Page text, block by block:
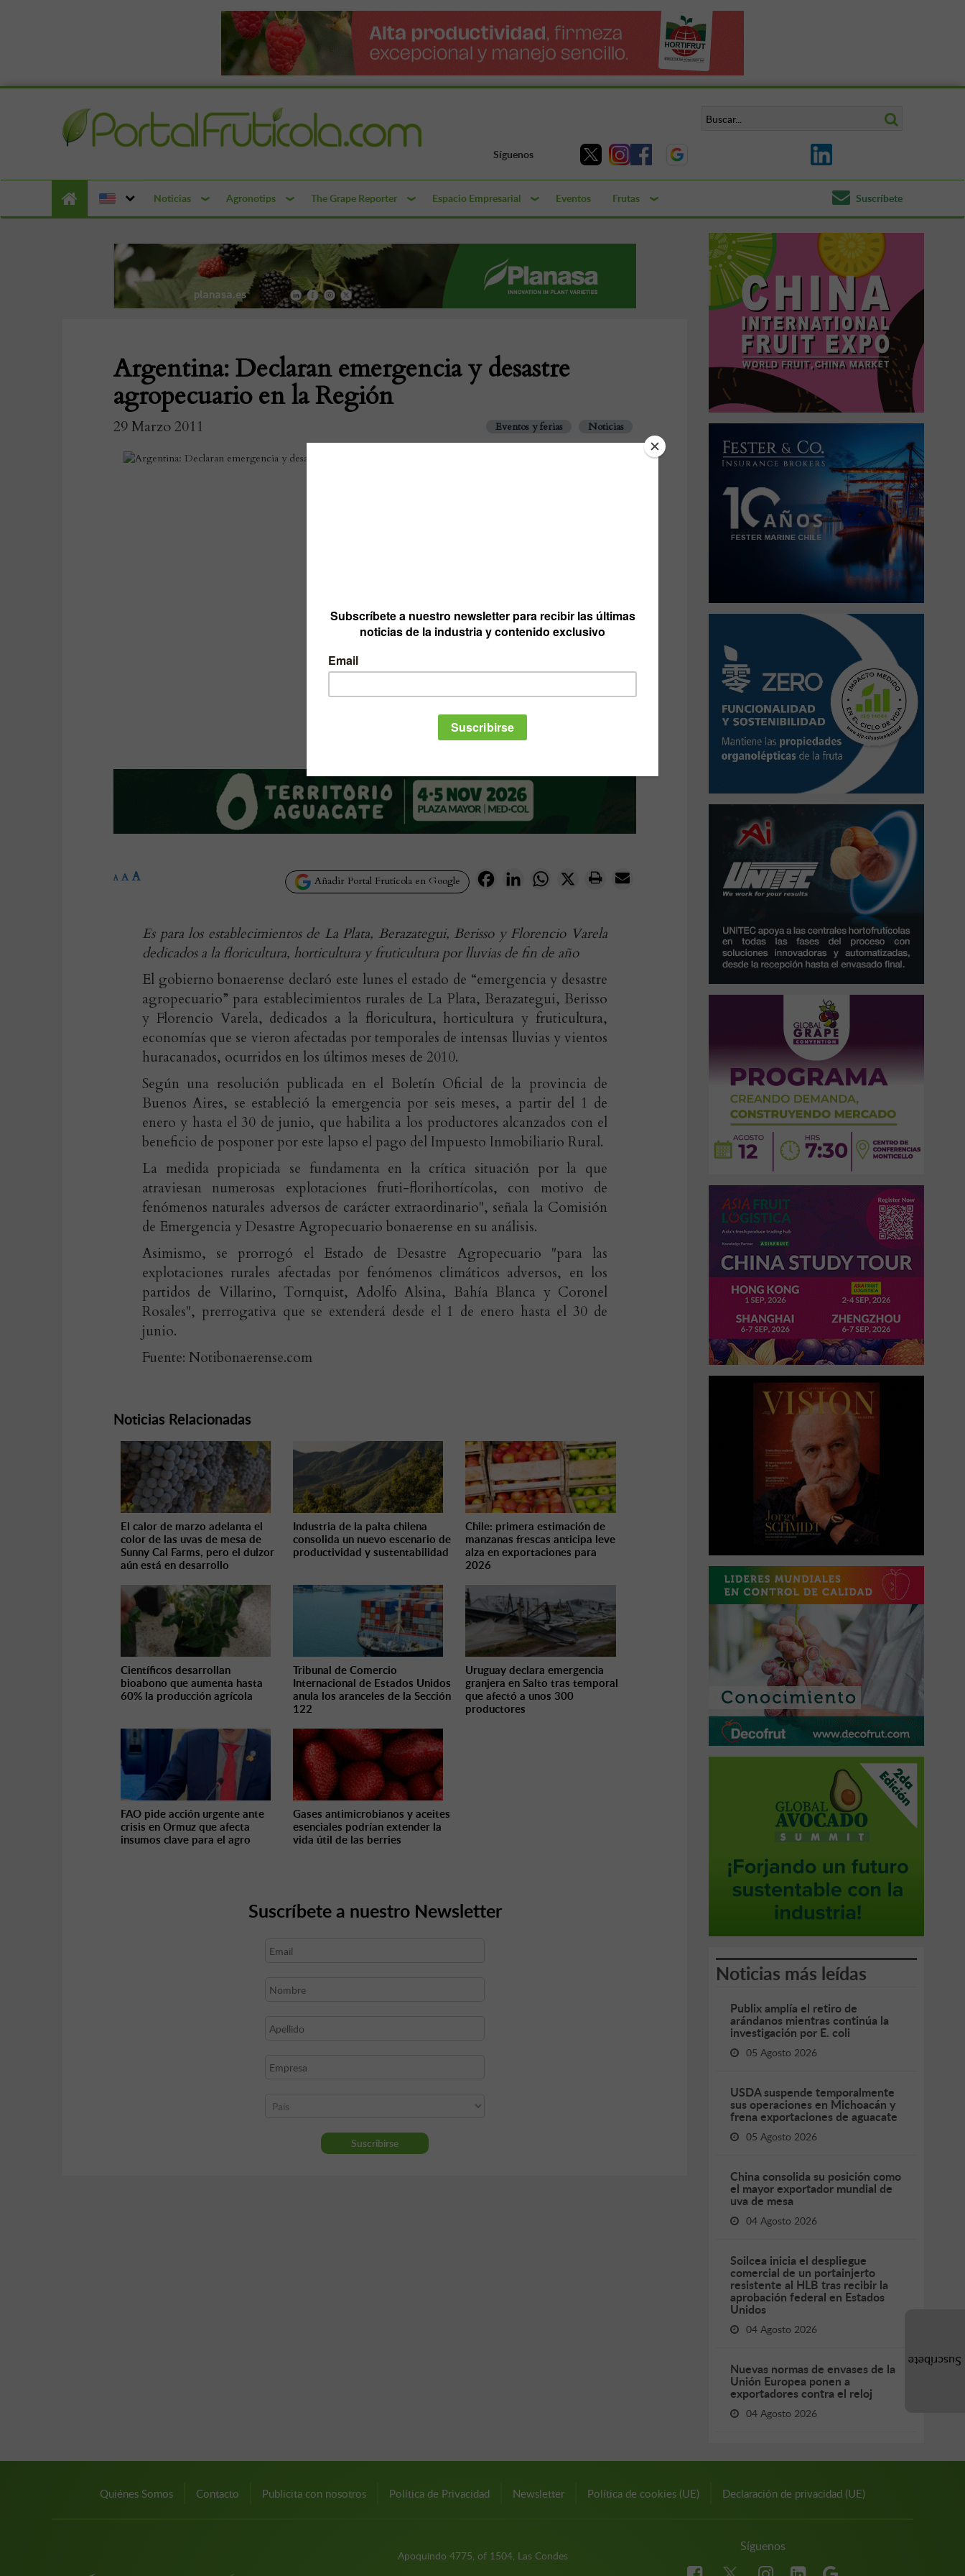
Síguenos
Noticias Agronotips The Grape Reporter Espacio Empresarial Eventos Frutas Suscríbete
Argentina: Declaran emergencia y desastre
agropecuario en la Región
29 Marzo 2011 Eventos y ferias Noticias
Añadir Portal Frutícola en Google FacebookLinkedInWhatsApp
X
A A A
Es para los establecimientos de La Plata, Berazategui, Berisso y Florencio Varela
dedicados a la floricultura, horticultura y fruticultura por lluvias de fin de año
El gobierno bonaerense declaró este lunes el estado de “emergencia y desastre
agropecuario” para establecimientos rurales de La Plata, Berazategui, Berisso
y Florencio Varela, dedicados a la floricultura, horticultura y fruticultura,
economías que se vieron afectadas por temporales de intensas lluvias y vientos
huracanados, ocurridos en los últimos meses de 2010.
Según una resolución publicada en el Boletín Oficial de la provincia de
Buenos Aires, se estableció la emergencia por seis meses, a partir del 1 de
enero y hasta el 30 de junio, que habilita a los productores alcanzados con el
beneficio de posponer por este lapso el pago del Impuesto Inmobiliario Rural.
La medida propiciada se fundamenta en la crítica situación por la que
atraviesan numerosas explotaciones fruti-florihortícolas, con motivo de
fenómenos naturales adversos de carácter extraordinario", señala la Comisión
de Emergencia y Desastre Agropecuario bonaerense en su análisis.
Asimismo, se prorrogó el Estado de Desastre Agropecuario "para las
explotaciones rurales afectadas por fenómenos climáticos adversos, en los
partidos de Villarino, Tornquist, Adolfo Alsina, Bahía Blanca y Coronel
Rosales", prerrogativa que se extenderá desde el 1 de enero hasta el 30 de
junio.
Fuente: Notibonaerense.com
Noticias Relacionadas
El calor de marzo adelanta el
color de las uvas de mesa de
Sunny Cal Farms, pero el dulzor
aún está en desarrollo
Industria de la palta chilena
consolida un nuevo escenario de
productividad y sustentabilidad
Chile: primera estimación de
manzanas frescas anticipa leve
alza en exportaciones para
2026
Científicos desarrollan
bioabono que aumenta hasta
60% la producción agrícola
Tribunal de Comercio
Internacional de Estados Unidos
anula los aranceles de la Sección
122
Uruguay declara emergencia
granjera en Salto tras temporal
que afectó a unos 300
productores
FAO pide acción urgente ante
crisis en Ormuz que afecta
insumos clave para el agro
Gases antimicrobianos y aceites
esenciales podrían extender la
vida útil de las berries
Suscríbete a nuestro Newsletter
Noticias más leídas
Publix amplía el retiro de
arándanos mientras continúa la
investigación por E. coli
05 Agosto 2026
USDA suspende temporalmente
sus operaciones en Michoacán y
frena exportaciones de aguacate
05 Agosto 2026
China consolida su posición como
el mayor exportador mundial de
uva de mesa
04 Agosto 2026
Soilcea inicia el despliegue
comercial de un portainjerto
resistente al HLB tras recibir la
aprobación federal en Estados
Unidos
04 Agosto 2026
Nuevas normas de envases de la
Unión Europea ponen a
exportadores contra el reloj
04 Agosto 2026
Quiénes Somos Contacto Publicita con nosotros Política de Privacidad Newsletter Política de cookies (UE) Declaración de privacidad (UE)
Apoquindo 4775, of 1504, Las Condes
Síguenos
Suscríbete